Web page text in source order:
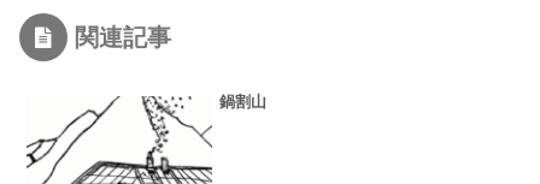
関連記事
鍋割山